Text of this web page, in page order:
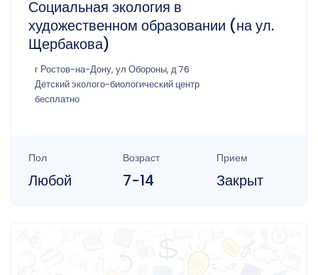
Социальная экология в
художественном образовании (на ул.
Щербакова)
г Ростов-на-Дону, ул Обороны, д 76
Детский эколого-биологический центр
бесплатно
Пол
Любой
Возраст
7-14
Прием
Закрыт